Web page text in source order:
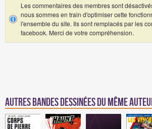
Les commentaires des membres sont
nous sommes en train d'optimiser cette
l'ensemble du site. Ils sont remplacés par les
facebook. Merci de votre compréhension.
Autres Bandes Dessinées du même